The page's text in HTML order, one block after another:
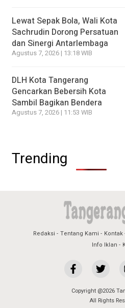
Lewat Sepak Bola, Wali Kota
Sachrudin Dorong Persatuan
dan Sinergi Antarlembaga
Agustus 7, 2026 | 13:18 WIB
DLH Kota Tangerang
Gencarkan Bebersih Kota
Sambil Bagikan Bendera
Agustus 7, 2026 | 11:53 WIB
Trending
Redaksi Tentang Kami Kontak
Info Iklan
Copyright @2026
All Rights